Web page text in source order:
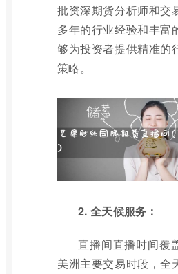
批资深期货分析师和交
多年的行业经验和丰富
够为投资者提供精准的
策略。
2. 全天候服务：
直播间直播时间覆
美洲主要交易时段，全